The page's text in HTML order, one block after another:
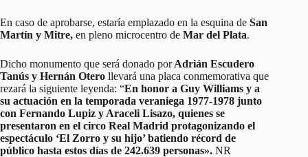
En caso de aprobarse, estaría emplazado en la esquina de San
Martín y Mitre, en pleno microcentro de Mar del Plata.
Dicho monumento que será donado porAdrián Escudero
Tanús y Hernán Otero llevará una placa conmemorativa que
rezará la siguiente leyenda: “En honor a Guy Williams y a
su actuación en la temporada veraniega 1977-1978 junto
con Fernando Lupiz y Araceli Lisazo, quienes se
presentaron en el circo Real Madrid protagonizando el
espectáculo ‘El Zorro y su hijo’ batiendo récord de
público hasta estos días de 242.639 personas». NR